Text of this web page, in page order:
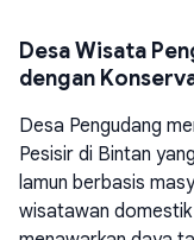
Desa Wisata
dengan
Desa Pengudang
Pesisir di Bintan
lamun berbasis
wisatawan